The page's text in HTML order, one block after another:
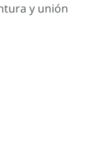
y unión